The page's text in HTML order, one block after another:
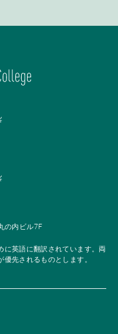
の内ビル7F
に英語に翻訳されています。両
先されるものとします。